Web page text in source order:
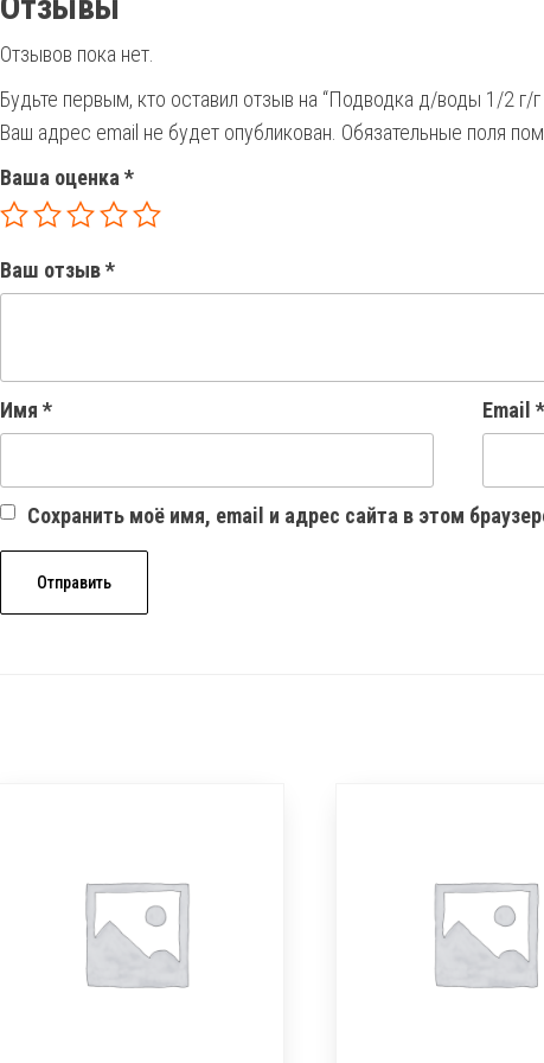
Отзывов пока нет.
Будьте первым, кто оставил отзыв на “Подводка д/воды 1/2 г/г
Ваш адрес email не будет опубликован. Обязательные поля
Ваша оценка *
Ваш отзыв*
Имя * Email *
Сохранить моё имя, email и адрес сайта в этом